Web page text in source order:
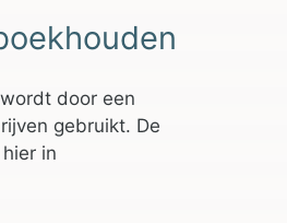
door een
gebruikt. De
in